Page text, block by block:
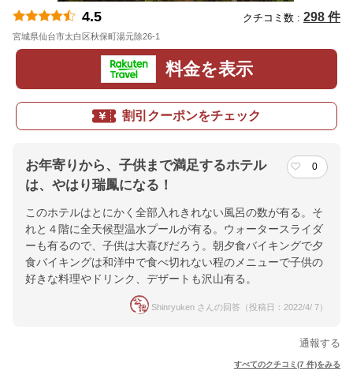
4.5 クチコミ数 : 298 件
宮城県仙台市太白区秋保町湯元除26-1
料金を表示
割引クーポンをチェック
お年寄りから、子供まで満足するホテル
は、やはり瑞鳳になる！
0
このホテルはとにかく全部入れきれない風呂の数が有る。そ
れと４階に全天候型温水プールが有る。ウォータースライダ
ーも有るので、子供は大喜びだろう。朝夕食バイキングで夕
食バイキングは和洋中で食べ切れない程のメニューで子供の
好きな料理やドリンク、デザートも沢山有る。
Shinryuken さんの回答（投稿日：2022/4/ 7）
通報する
すべてのクチコミ(7 件)をみる